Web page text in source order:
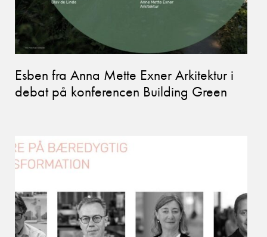
Esben fra Anna Mette Exner Arkitektur i
debat på konferencen Building Green